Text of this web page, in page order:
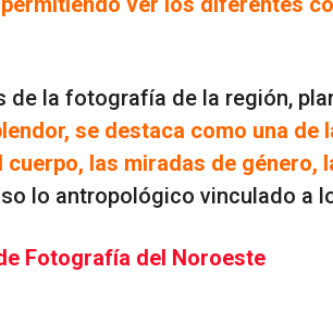
de la fotografía de la región,
se destaca como una de
cuerpo, las miradas de género,
lo antropológico vinculado a
Fotografía del Noroeste